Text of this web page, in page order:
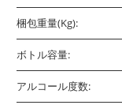
梱包重量(Kg):
ボトル容量:
アルコール度数: